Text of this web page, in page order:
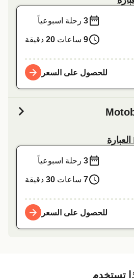
3رحلة اسبوعياً
9 ساعات20دقيقة
للحصول على السعر
3رحلة اسبوعياً
7 ساعات30دقيقة
للحصول على السعر